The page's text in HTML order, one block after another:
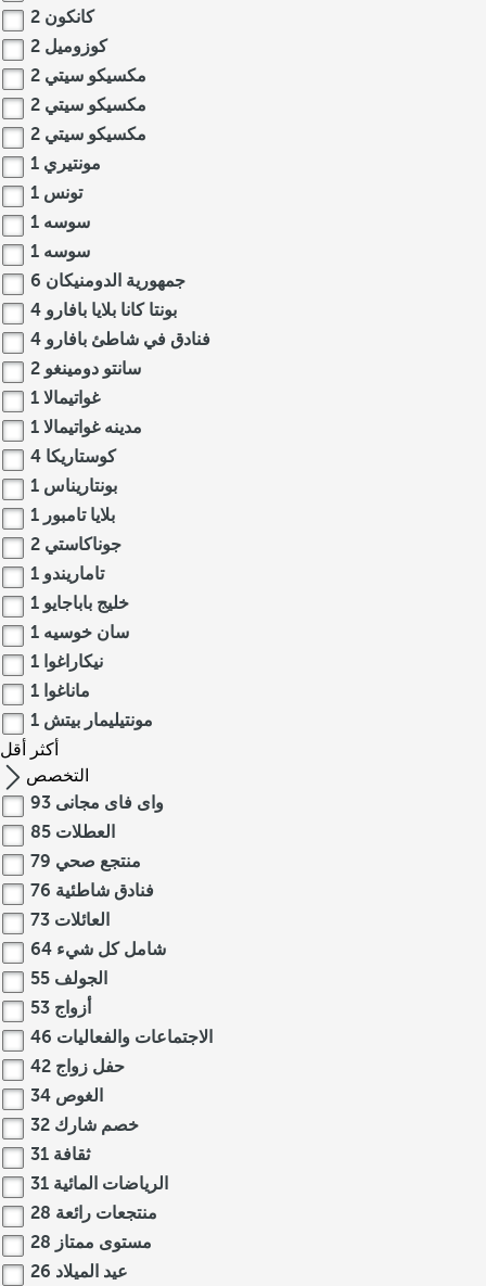
كانكون 2
كوزوميل 2
مكسيكو سيتي 2
مكسيكو سيتي 2
مكسيكو سيتي 2
مونتيري 1
تونس 1
سوسه 1
سوسه 1
جمهورية الدومنيكان 6
بونتا كانا بلايا بافارو 4
فنادق في شاطئ بافارو 4
سانتو دومينغو 2
غواتيمالا 1
مدينه غواتيمالا 1
كوستاريكا 4
بونتاريناس 1
بلايا تامبور 1
جوناكاستي 2
تاماريندو 1
خليج باباجايو 1
سان خوسيه 1
نيكاراغوا 1
ماناغوا 1
مونتيليمار بيتش 1
أكثر
أقل
التخصص
واى فاى مجانى 93
العطلات 85
منتجع صحي 79
فنادق شاطئية 76
العائلات 73
شامل كل شيء 64
الجولف 55
أزواج 53
الاجتماعات والفعاليات 46
حفل زواج 42
الغوص 34
خصم شارك 32
ثقافة 31
الرياضات المائية 31
منتجعات رائعة 28
مستوى ممتاز 28
عيد الميلاد 26